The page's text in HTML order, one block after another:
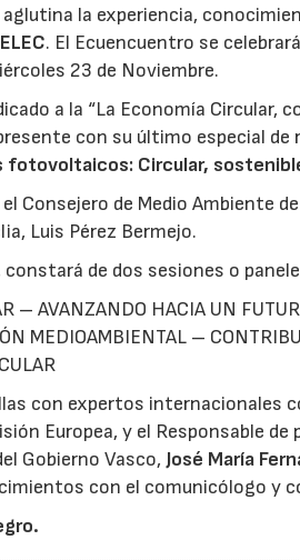
la experiencia,
. El Ecuencuentro se
23 de Noviembre.
a la “La Economía Circular,
con su último especial de
fotovoltaicos: Circular,
Consejero de Medio Ambiente
Luis Pérez Bermejo.
de dos sesiones o
– AVANZANDO HACIA UN
MEDIOAMBIENTAL –
con expertos internacionales
Europea, y el Responsable
Gobierno Vasco, José María
con el comunicólogo y